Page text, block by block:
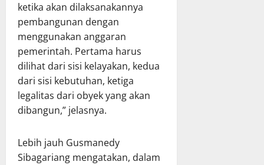
ketika akan dilaksanakannya
pembangunan dengan
menggunakan anggaran
pemerintah. Pertama harus
dilihat dari sisi kelayakan, kedua
dari sisi kebutuhan, ketiga
legalitas dari obyek yang akan
dibangun,” jelasnya.
Lebih jauh Gusmanedy
Sibagariang mengatakan, dalam